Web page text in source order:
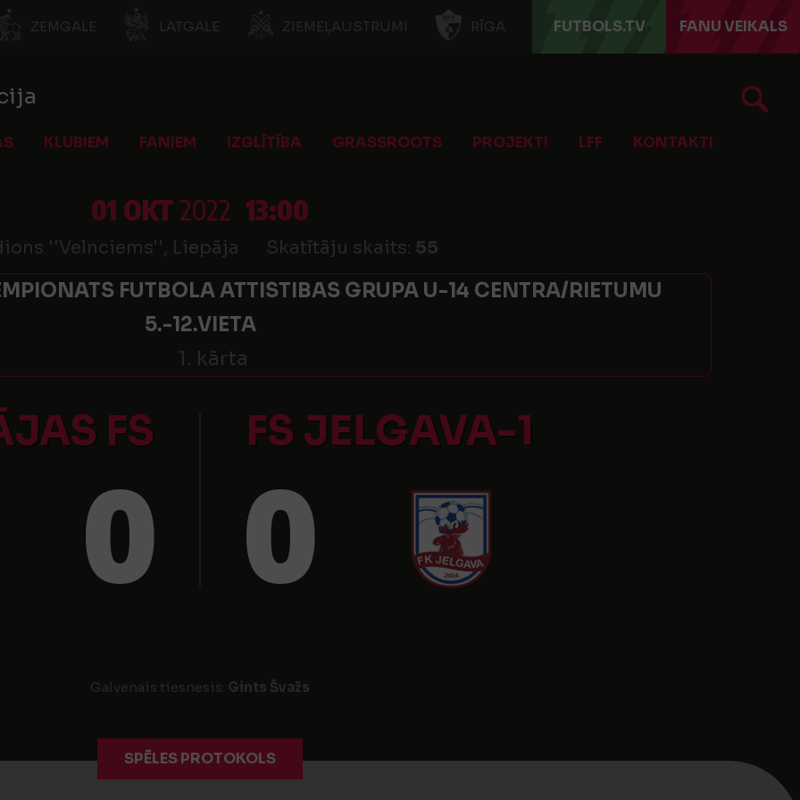
ZEMGALE LATGALE ZIEMEĻAUSTRUMI RĪGA FUTBOLS.TV FANU VEIKALS
KLUBIEM FANIEM IZGLĪTĪBA GRASSROOTS PROJEKTI LFF KONTAKTI
01 OKT2022 13:00
''Velnciems'', Liepāja Skatītāju skaits: 55
FUTBOLA ATTISTIBAS GRUPA U-14 CENTRA/RIETUMU
5.-12.VIETA
1. kārta
FS FS JELGAVA-1
0 0
Galvenais tiesnesis: Gints Švažs
SPĒLES PROTOKOLS